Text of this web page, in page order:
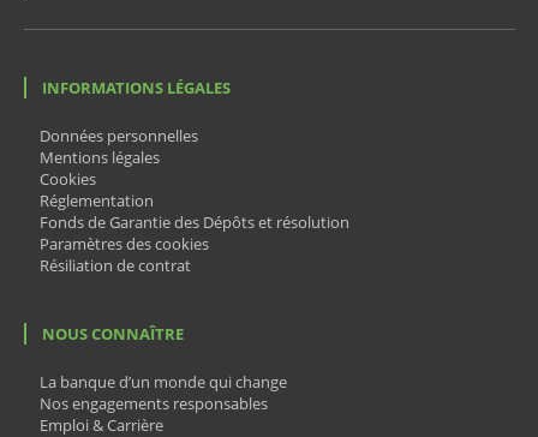
INFORMATIONS LÉGALES
Données personnelles
Mentions légales
Cookies
Réglementation
Fonds de Garantie des Dépôts et résolution
Paramètres des cookies
Résiliation de contrat
NOUS CONNAÎTRE
La banque d’un monde qui change
Nos engagements responsables
Emploi & Carrière